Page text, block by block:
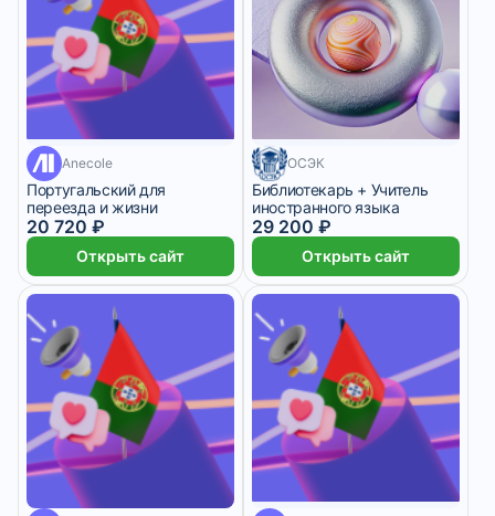
8 месяцев
Anecole
Португальский для
переезда и жизни
20 720 ₽
Открыть сайт
ОСЭК
Библиотекарь + Учитель
иностранного языка
29 200 ₽
Открыть сайт